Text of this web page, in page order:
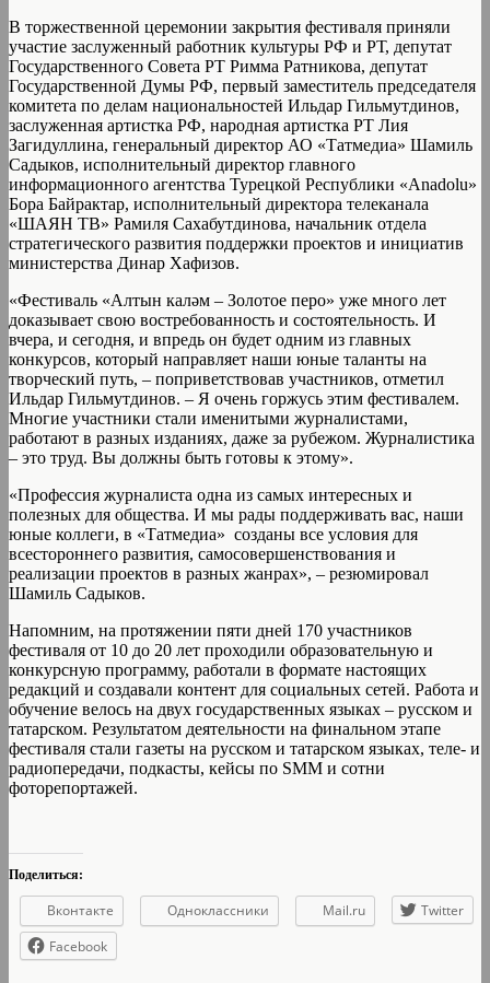
В торжественной церемонии закрытия фестиваля приняли
участие заслуженный работник культуры РФ и РТ, депутат
Государственного Совета РТ Римма Ратникова, депутат
Государственной Думы РФ, первый заместитель председателя
комитета по делам национальностей Ильдар Гильмутдинов,
заслуженная артистка РФ, народная артистка РТ Лия
Загидуллина, генеральный директор АО «Татмедиа» Шамиль
Садыков, исполнительный директор главного
информационного агентства Турецкой Республики «Anadolu»
Бора Байрактар, исполнительный директора телеканала
«ШАЯН ТВ» Рамиля Сахабутдинова, начальник отдела
стратегического развития поддержки проектов и инициатив
министерства Динар Хафизов.
«Фестиваль «Алтын каләм – Золотое перо» уже много лет
доказывает свою востребованность и состоятельность. И
вчера, и сегодня, и впредь он будет одним из главных
конкурсов, который направляет наши юные таланты на
творческий путь, – поприветствовав участников, отметил
Ильдар Гильмутдинов. – Я очень горжусь этим фестивалем.
Многие участники стали именитыми журналистами,
работают в разных изданиях, даже за рубежом. Журналистика
– это труд. Вы должны быть готовы к этому».
«Профессия журналиста одна из самых интересных и
полезных для общества. И мы рады поддерживать вас, наши
юные коллеги, в «Татмедиа» созданы все условия для
всестороннего развития, самосовершенствования и
реализации проектов в разных жанрах», – резюмировал
Шамиль Садыков.
Напомним, на протяжении пяти дней 170 участников
фестиваля от 10 до 20 лет проходили образовательную и
конкурсную программу, работали в формате настоящих
редакций и создавали контент для социальных сетей. Работа и
обучение велось на двух государственных языках – русском и
татарском. Результатом деятельности на финальном этапе
фестиваля стали газеты на русском и татарском языках, теле- и
радиопередачи, подкасты, кейсы по SMM и сотни
фоторепортажей.
Поделиться:
Вконтакте Одноклассники Mail.ru
Twitter
Facebook